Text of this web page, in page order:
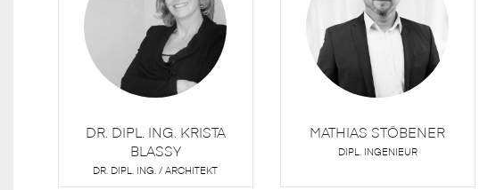
DR. DIPL. ING. KRISTA
BLASSY
DR. DIPL. ING. / ARCHITEKT
MATHIAS STÖBENER
DIPL. INGENIEUR